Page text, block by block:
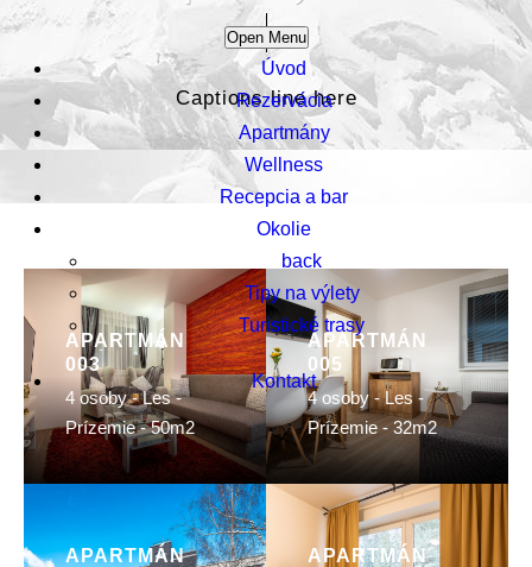
Open Menu
Úvod
Rezervácia
Apartmány
Wellness
Recepcia a bar
Okolie
back
Tipy na výlety
Turistické trasy
Kontakt
Captions line here
APARTMÁN
003
4 osoby - Les -
Prízemie - 50m2
APARTMÁN
005
4 osoby - Les -
Prízemie - 32m2
APARTMÁN
APARTMÁN